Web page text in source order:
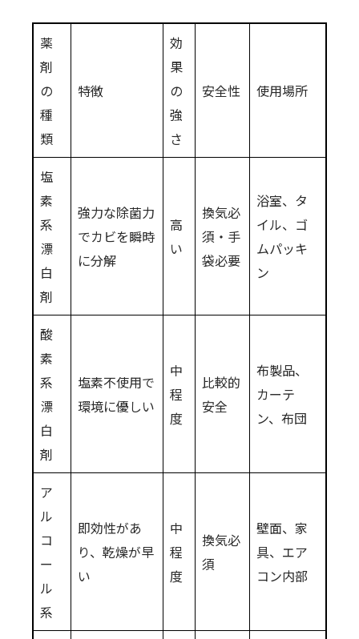
薬
剤
の
種
類
特徴
効
果
の
強
さ
安全性 使用場所
塩
素
系
漂
白
剤
強力な除菌力
でカビを瞬時
に分解
高
い
換気必
須・手
袋必要
浴室、タ
イル、ゴ
ムパッキ
ン
酸
素
系
漂
白
剤
塩素不使用で
環境に優しい
中
程
度
比較的
安全
布製品、
カーテ
ン、布団
ア
ル
コ
ー
ル
系
即効性があ
り、乾燥が早
い
中
程
度
換気必
須
壁面、家
具、エア
コン内部